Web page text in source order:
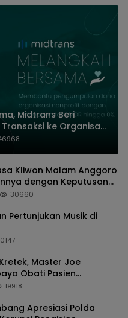
Midtrans Beri
ke Organisasi
Kliwon Malam Anggoro
dengan Keputusan
30660
Pertunjukan Musik di
Master Joe
Obati Pasien
19918
Apresiasi Polda